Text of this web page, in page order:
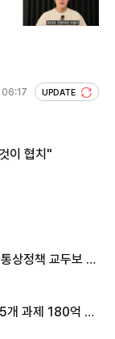
UPDATE
이 협치"
상정책 교두보 활
개 과제 180억 지